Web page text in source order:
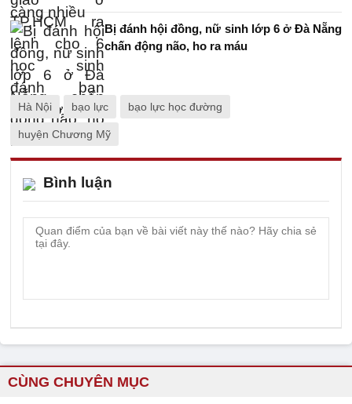
Bị đánh hội đồng, nữ sinh lớp 6 ở Đà Nẵng
chấn động não, ho ra máu
Hà Nội bạo lực bạo lực học đường
huyện Chương Mỹ
Bình luận
CÙNG CHUYÊN MỤC